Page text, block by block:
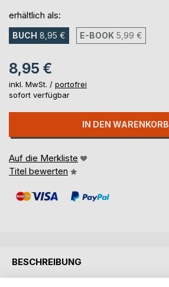
erhältlich als:
BUCH 8,95 € E-BOOK 5,99 €
8,95 €
inkl. MwSt. / portofrei
sofort verfügbar
IN DEN WARENKORB
Auf die Merkliste
Titel bewerten
BESCHREIBUNG